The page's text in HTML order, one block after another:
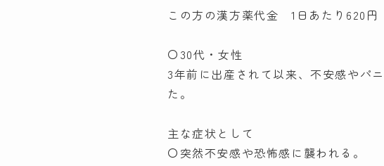
この方の漢方薬代金 1日あたり620円
〇30代・女性
3年前に出産されて以来、不安感やパ
た。
主な症状として
〇突然不安感や恐怖感に襲われる。